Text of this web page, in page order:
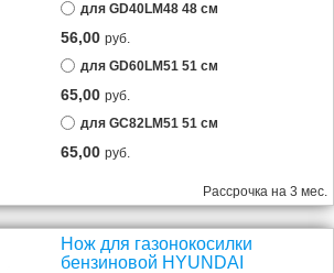
для GD40LM48 48 см
56,00руб.
для GD60LM51 51 см
65,00руб.
для GС82LM51 51 см
65,00руб.
Рассрочка на 3 мес.
Нож для газонокосилки
бензиновой HYUNDAI